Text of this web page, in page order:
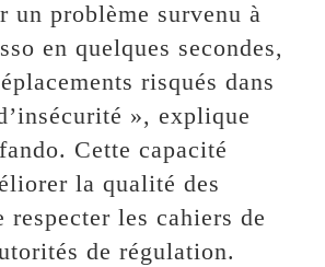
un problème survenu à
en quelques secondes,
risqués dans
», explique
Cette capacité
la qualité des
respecter les cahiers de
de régulation.